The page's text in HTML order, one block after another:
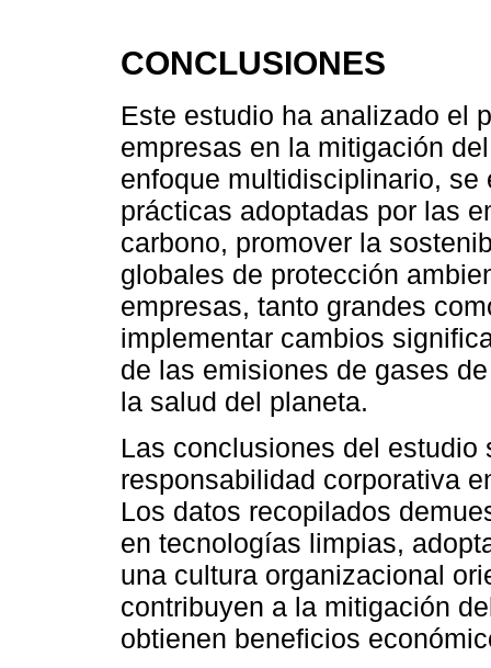
CONCLUSIONES
Este estudio ha analizado el
empresas en la mitigación
enfoque multidisciplinario,
prácticas adoptadas por las
carbono, promover la
globales de protección
empresas, tanto grandes
implementar cambios
de las emisiones de gases
la salud del planeta.
Las conclusiones del
responsabilidad corporativa
Los datos recopilados
en tecnologías limpias,
una cultura organizacional
contribuyen a la mitigación
obtienen beneficios